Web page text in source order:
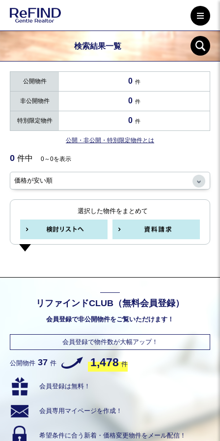
検索結果一覧
公開物件 0 件
非公開物件 0 件
特別限定物件 0 件
公開・非公開・特別限定物件とは
0 件中 0～0を表示
選択した物件をまとめて
リファインドCLUB（無料会員登録）
会員登録で非公開物件をご覧いただけます！
会員登録で物件数が大幅アップ！
公開物件 37 件 1,478 件
会員登録は無料！
会員専用 マイページを作成！
希望条件に合う 新着・価格変更物件をメール配信！